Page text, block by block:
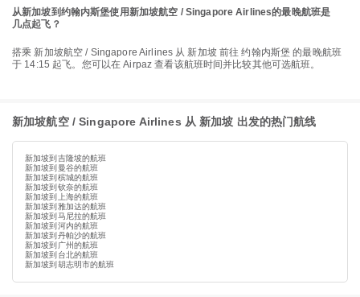
从新加坡到约翰内斯堡使用新加坡航空 / Singapore Airlines的最晚航班是
几点起飞？
搭乘 新加坡航空 / Singapore Airlines 从 新加坡 前往 约翰内斯堡 的最晚航班
于 14:15 起飞。您可以在 Airpaz 查看该航班时间并比较其他可选航班。
新加坡航空 / Singapore Airlines 从 新加坡 出发的热门航线
新加坡到吉隆坡的航班
新加坡到曼谷的航班
新加坡到槟城的航班
新加坡到钦奈的航班
新加坡到上海的航班
新加坡到雅加达的航班
新加坡到马尼拉的航班
新加坡到河内的航班
新加坡到丹帕沙的航班
新加坡到广州的航班
新加坡到台北的航班
新加坡到胡志明市的航班